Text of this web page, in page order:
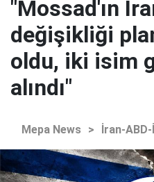
"Mossad'ın
değişikliği
oldu, iki isim
alındı"
Mepa News > İran-